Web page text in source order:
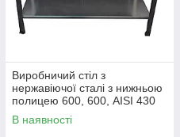
Виробничий стіл з
нержавіючої сталі з нижньою
полицею 600, 600, AISI 430
В наявності